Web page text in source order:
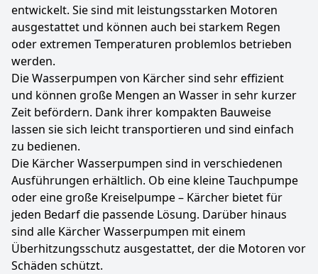
entwickelt. Sie sind mit leistungsstarken Motoren
ausgestattet und können auch bei starkem Regen
oder extremen Temperaturen problemlos betrieben
werden.
Die Wasserpumpen von Kärcher sind sehr effizient
und können große Mengen an Wasser in sehr kurzer
Zeit befördern. Dank ihrer kompakten Bauweise
lassen sie sich leicht transportieren und sind einfach
zu bedienen.
Die Kärcher Wasserpumpen sind in verschiedenen
Ausführungen erhältlich. Ob eine kleine Tauchpumpe
oder eine große Kreiselpumpe – Kärcher bietet für
jeden Bedarf die passende Lösung. Darüber hinaus
sind alle Kärcher Wasserpumpen mit einem
Überhitzungsschutz ausgestattet, der die Motoren vor
Schäden schützt.